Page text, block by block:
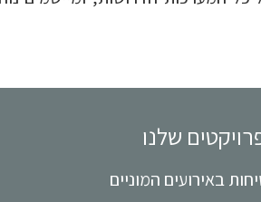
שלנו
באירועים המוניים